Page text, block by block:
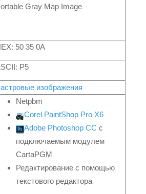
Gray Map Image
50 35 0A
P5
изображения
Netpbm
Corel PaintShop Pro X6
Adobe Photoshop CC с
подключаемым модулем
CartaPGM
Редактирование с помощью
текстового редактора